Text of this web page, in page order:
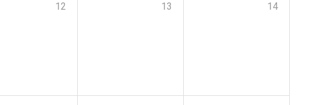
12 13 14